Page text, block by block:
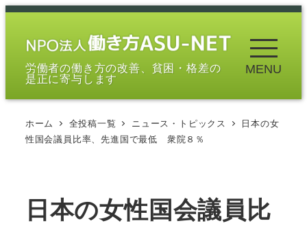
メ
労働者の働き方の改善、貧困・格差の
是正に寄与します
MENU
ホーム 全投稿一覧 ニュース・トピックス
日本の女
性国会議員比率、先進国で最低 衆院８％
日本の女性国会議員比